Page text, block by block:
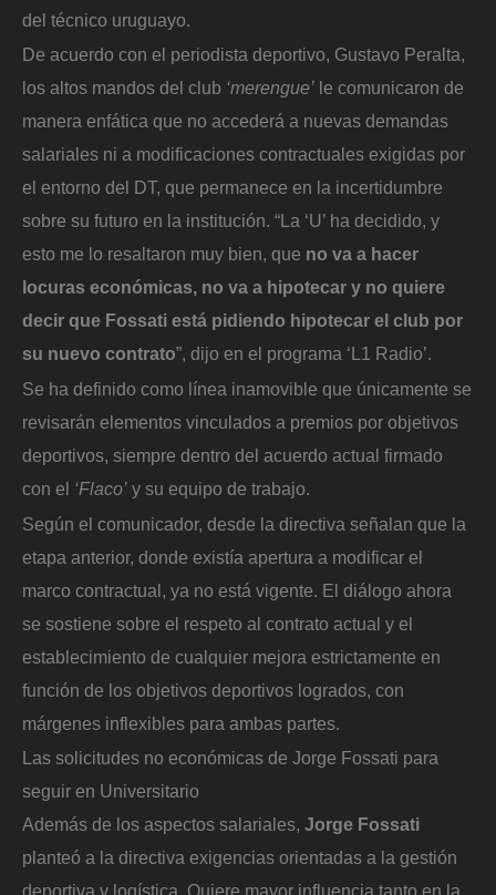
del técnico uruguayo.
De acuerdo con el periodista deportivo, Gustavo Peralta,
los altos mandos del club ‘merengue’ le comunicaron de
manera enfática que no accederá a nuevas demandas
salariales ni a modificaciones contractuales exigidas por
el entorno del DT, que permanece en la incertidumbre
sobre su futuro en la institución. “La ‘U’ ha decidido, y
esto me lo resaltaron muy bien, que no va a hacer
locuras económicas, no va a hipotecar y no quiere
decir que Fossati está pidiendo hipotecar el club por
su nuevo contrato”, dijo en el programa ‘L1 Radio’.
Se ha definido como línea inamovible que únicamente se
revisarán elementos vinculados a premios por objetivos
deportivos, siempre dentro del acuerdo actual firmado
con el ‘Flaco’ y su equipo de trabajo.
Según el comunicador, desde la directiva señalan que la
etapa anterior, donde existía apertura a modificar el
marco contractual, ya no está vigente. El diálogo ahora
se sostiene sobre el respeto al contrato actual y el
establecimiento de cualquier mejora estrictamente en
función de los objetivos deportivos logrados, con
márgenes inflexibles para ambas partes.
Las solicitudes no económicas de Jorge Fossati para
seguir en Universitario
Además de los aspectos salariales, Jorge Fossati
planteó a la directiva exigencias orientadas a la gestión
deportiva y logística. Quiere mayor influencia tanto en la